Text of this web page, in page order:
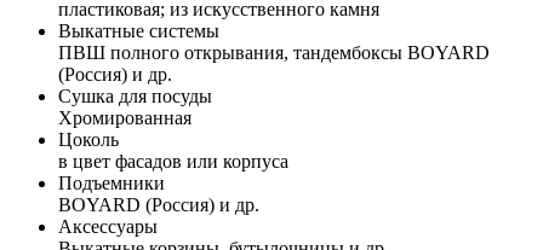
пластиковая; из искусственного камня
Выкатные системы
ПВШ полного открывания, тандембоксы BOYARD
(Россия) и др.
Сушка для посуды
Хромированная
Цоколь
в цвет фасадов или корпуса
Подъемники
BOYARD (Россия) и др.
Аксессуары